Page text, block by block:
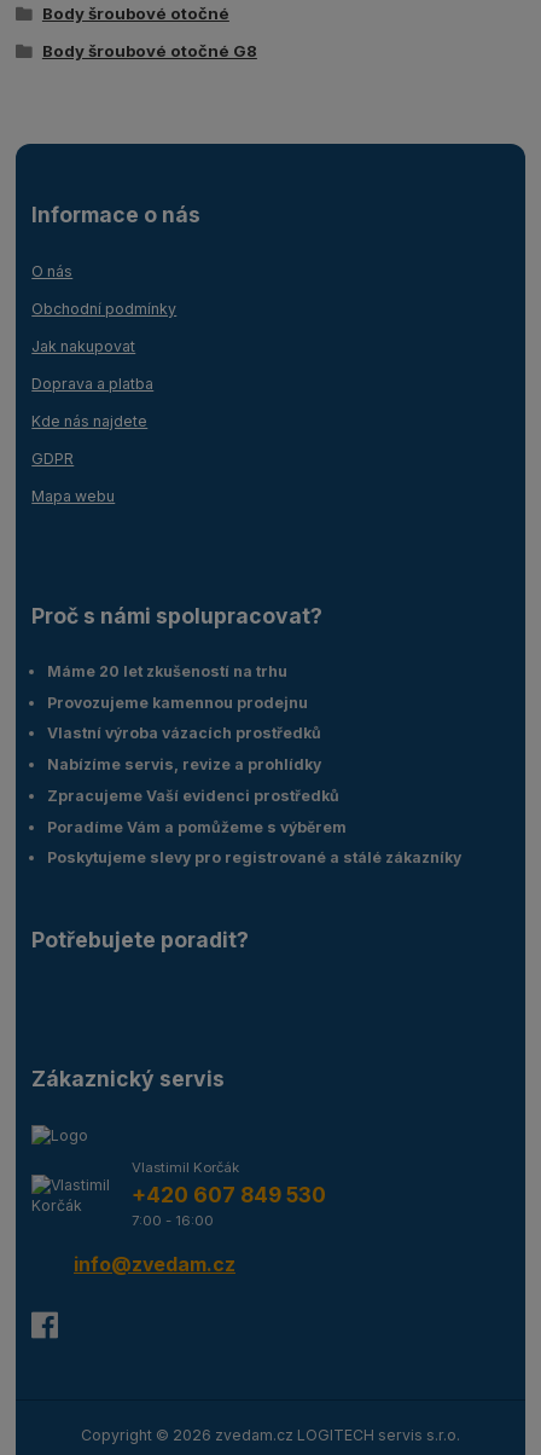
Body šroubové otočné
Body šroubové otočné G8
Informace o nás
O nás
Obchodní podmínky
Jak nakupovat
Doprava a platba
Kde nás najdete
GDPR
Mapa webu
Proč s námi spolupracovat?
Máme 20 let zkušeností na trhu
Provozujeme kamennou prodejnu
Vlastní výroba vázacích prostředků
Nabízíme servis, revize a prohlídky
Zpracujeme Vaší evidenci prostředků
Poradíme Vám a pomůžeme s výběrem
Poskytujeme slevy pro registrované a stálé zákazníky
Potřebujete poradit?
Zákaznický servis
Vlastimil Korčák
+420 607 849 530
7:00 - 16:00
info@zvedam.cz
Copyright © 2026 zvedam.cz LOGITECH servis s.r.o.